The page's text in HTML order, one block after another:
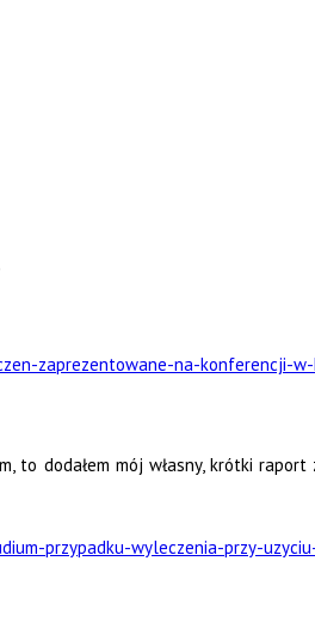
zaprezentowane-na-konferencji-
to dodałem mój własny, krótki
przypadku-wyleczenia-przy-